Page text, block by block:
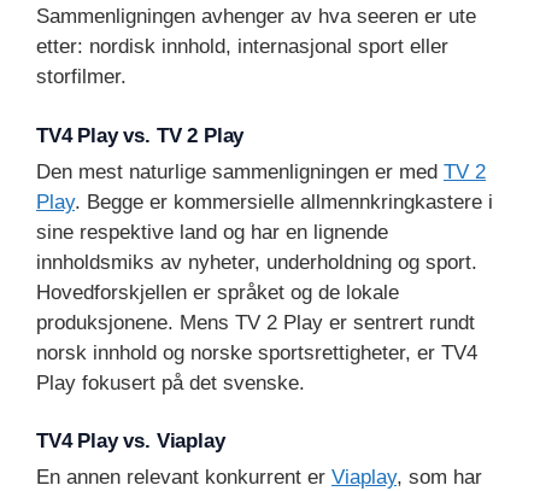
Sammenligningen avhenger av hva seeren er ute
etter: nordisk innhold, internasjonal sport eller
storfilmer.
TV4 Play vs. TV 2 Play
Den mest naturlige sammenligningen er med TV 2
Play. Begge er kommersielle allmennkringkastere i
sine respektive land og har en lignende
innholdsmiks av nyheter, underholdning og sport.
Hovedforskjellen er språket og de lokale
produksjonene. Mens TV 2 Play er sentrert rundt
norsk innhold og norske sportsrettigheter, er TV4
Play fokusert på det svenske.
TV4 Play vs. Viaplay
En annen relevant konkurrent er Viaplay, som har